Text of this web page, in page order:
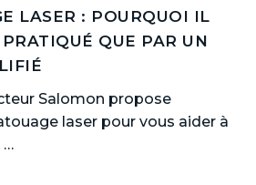
LASER : POURQUOI IL
QUE PAR UN
Salomon propose
laser pour vous aider à
…